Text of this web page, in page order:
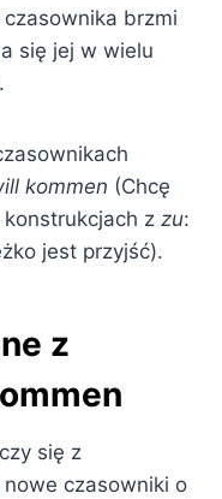
brzmi
się jej w wielu
kommen (Chcę
z zu:
jest przyjść).
z
się z
czasowniki o